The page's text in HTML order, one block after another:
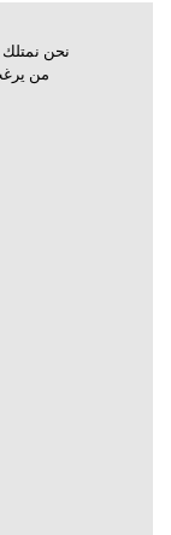
نحن نمتلك 17 رابط دوفلو ذات جودة عالية
من